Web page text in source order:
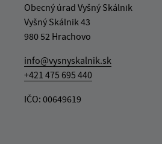
Obecný úrad Vyšný Skálnik
Vyšný Skálnik 43
980 52 Hrachovo
info@vysnyskalnik.sk
+421 475 695 440
IČO: 00649619